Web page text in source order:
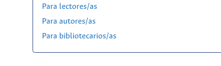
Para lectores/as
Para autores/as
Para bibliotecarios/as